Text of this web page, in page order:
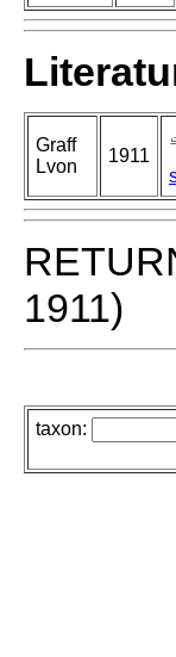
Graff
Lvon
1911
1911)
taxon: